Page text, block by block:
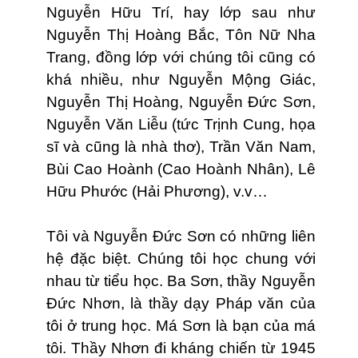
Nguyễn Hữu Trí, hay lớp sau như
Nguyễn Thị Hoàng Bắc, Tôn Nữ Nha
Trang, đồng lớp với chúng tôi cũng có
khá nhiều, như Nguyễn Mộng Giác,
Nguyễn Thị Hoàng, Nguyễn Ðức Sơn,
Nguyễn Văn Liễu (tức Trịnh Cung, họa
sĩ và cũng là nhà thơ), Trần Văn Nam,
Bùi Cao Hoành (Cao Hoành Nhân), Lê
Hữu Phước (Hải Phương), v.v…
Tôi và Nguyễn Ðức Sơn có những liên
hệ đặc biệt. Chúng tôi học chung với
nhau từ tiểu học. Ba Sơn, thầy Nguyễn
Đức Nhơn, là thầy dạy Pháp văn của
tôi ở trung học. Má Sơn là bạn của má
tôi. Thầy Nhơn đi kháng chiến từ 1945